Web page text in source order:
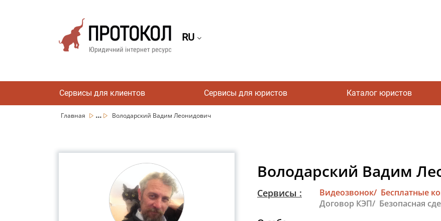
RU
Сервисы для клиентов Сервисы для юристов Каталог юристов
Главная ... Володарский Вадим Леонидович
Володарский Вадим
Сервисы : Видеозвонок/ Бесплатные
Договор КЭП/ Безопасная